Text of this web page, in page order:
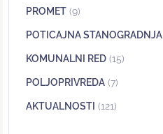
PROMET (9)
POTICAJNA STANOGRADNJA
KOMUNALNI RED (15)
POLJOPRIVREDA (7)
AKTUALNOSTI (121)